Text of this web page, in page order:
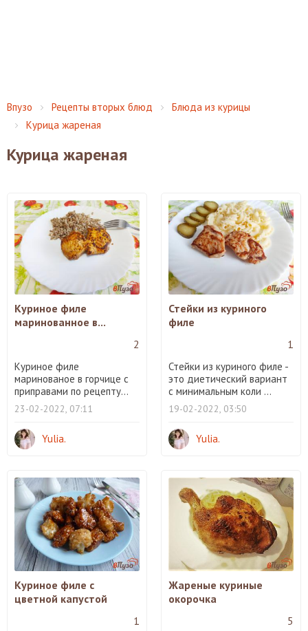
Впузо Рецепты вторых блюд
Блюда из курицы
Курица жареная
Курица жареная
Куриное филе
маринованное в...
2
Куриное филе
маринованое в горчице с
приправами по рецепту...
23-02-2022, 07:11
Yulia.
Стейки из куриного
филе
1
Стейки из куриного филе -
это диетический вариант
с минимальным коли ...
19-02-2022, 03:50
Yulia.
Куриное филе с
цветной капустой
1
Жареные куриные
окорочка
5